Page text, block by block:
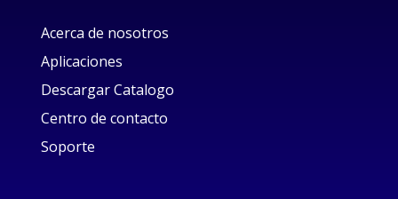
Acerca de nosotros
Aplicaciones
Descargar Catalogo
Centro de contacto
Soporte